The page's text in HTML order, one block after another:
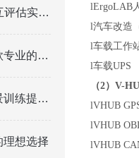
ErgoAI智能产品人机交互评估实验室功能应用情况分析
面部表情分析系统是一款专业的面部表情分析与状态识别工具
驾驶模拟器：为特殊场景训练提供定制化解决方案
理想选择
lErgoLAB
l汽车改造
l车载工作
l车载UPS
（2）V-
lVHUB
lVHUB
lVHUB